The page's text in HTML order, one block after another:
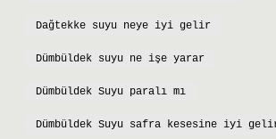
Dağtekke suyu neye iyi gelir
Dümbüldek suyu ne işe yarar
Dümbüldek Suyu paralı mı
Dümbüldek Suyu safra kesesine iyi